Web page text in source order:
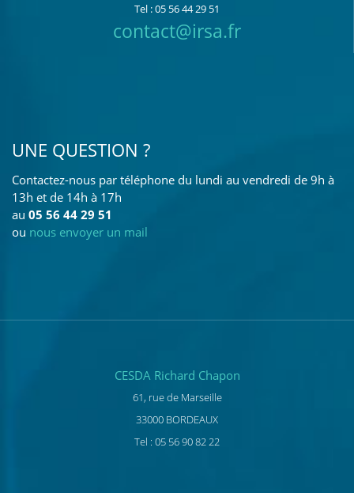
Tel : 05 56 44 29 51
contact@irsa.fr
UNE QUESTION ?
Contactez-nous par téléphone du lundi au vendredi de 9h à
13h et de 14h à 17h
au 05 56 44 29 51
ou nous envoyer un mail
CESDA Richard Chapon
61, rue de Marseille
33000 BORDEAUX
Tel : 05 56 90 82 22